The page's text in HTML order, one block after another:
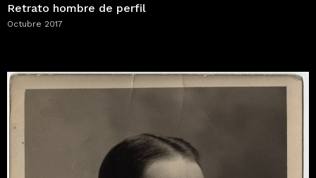
Retrato hombre de perfil
Octubre 2017